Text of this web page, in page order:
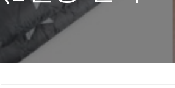
1인가구 전
난방기, 소형